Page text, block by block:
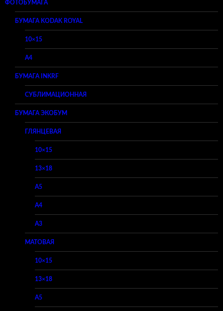
ФОТОБУМАГА
БУМАГА KODAK ROYAL
10×15
A4
БУМАГА INKRF
СУБЛИМАЦИОННАЯ
БУМАГА ЭКОБУМ
ГЛЯНЦЕВАЯ
10×15
13×18
A5
A4
A3
МАТОВАЯ
10×15
13×18
A5